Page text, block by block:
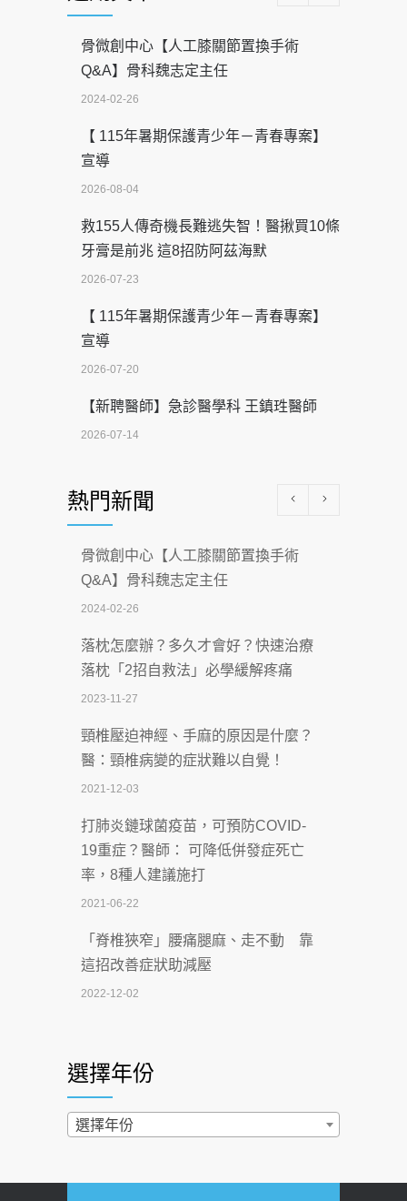
骨微創中心【人工膝關節置換手術
Q&A】骨科魏志定主任
2024-02-26
【 115年暑期保護青少年－青春專案】
宣導
2026-08-04
救155人傳奇機長難逃失智！醫揪買10條
牙膏是前兆 這8招防阿茲海默
2026-07-23
【 115年暑期保護青少年－青春專案】
宣導
2026-07-20
【新聘醫師】急診醫學科 王鎮珄醫師
2026-07-14
科能量
2026-07-08
沒菸酒也瀕臨洗腎？65歲男靠「這習
慣」逆轉腎功能 醫揭3招救命
2026-07-08
體溫飆破41度！醫連收兩例中暑病例：
致死率達8成
2026-07-07
深耕萬華55年 西園醫院回顧發展歷程與
智慧 醫療布局
2026-07-06
【115年臺北市「防癌保衛戰：健康好禮
一手刮」】 宣導
2026-07-02
2026-07-02
4連霸議員黃秋澤癌逝！食道癌為何奪命
西園醫院55周年 7／10捐血公益活動 邀
民眾熱血響應
2026-06-30
熱門新聞
骨微創中心【人工膝關節置換手術
Q&A】骨科魏志定主任
2024-02-26
落枕怎麼辦？多久才會好？快速治療
落枕「2招自救法」必學緩解疼痛
2023-11-27
頸椎壓迫神經、手麻的原因是什麼？
醫：頸椎病變的症狀難以自覺！
2021-12-03
打肺炎鏈球菌疫苗，可預防COVID-
19重症？醫師： 可降低併發症死亡
率，8種人建議施打
2021-06-22
「脊椎狹窄」腰痛腿麻、走不動 靠
這招改善症狀助減壓
2022-12-02
2022-02-17
過量維生素D和鈣恐罹癌? 醫師釋
選擇年份
選擇年份